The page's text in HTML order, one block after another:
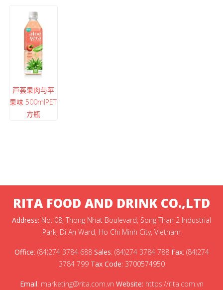
芦荟果肉与苹
果味 500mlPET
方瓶
RITA FOOD AND DRINK CO.,LTD
Address: No. 08, Thong Nhat Boulevard, Song Than 2 Industrial
Park, Di An Ward, Ho Chi Minh City, Vietnam
Office: (84)274 3784 688 Sales: (84)274 3784 788 Fax: (84)274
3784 799 Tax Code: 3700574950
Email: marketing@rita.com.vn Website: https://rita.com.vn